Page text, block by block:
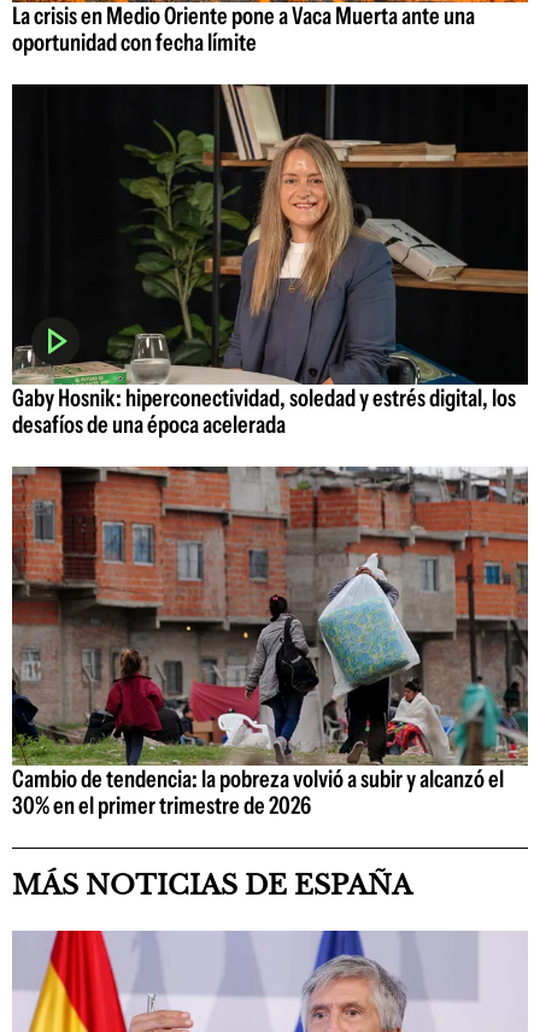
La crisis en Medio Oriente pone a Vaca Muerta ante una
oportunidad con fecha límite
Gaby Hosnik: hiperconectividad, soledad y estrés digital, los
desafíos de una época acelerada
Cambio de tendencia: la pobreza volvió a subir y alcanzó el
30% en el primer trimestre de 2026
MÁS NOTICIAS DE ESPAÑA